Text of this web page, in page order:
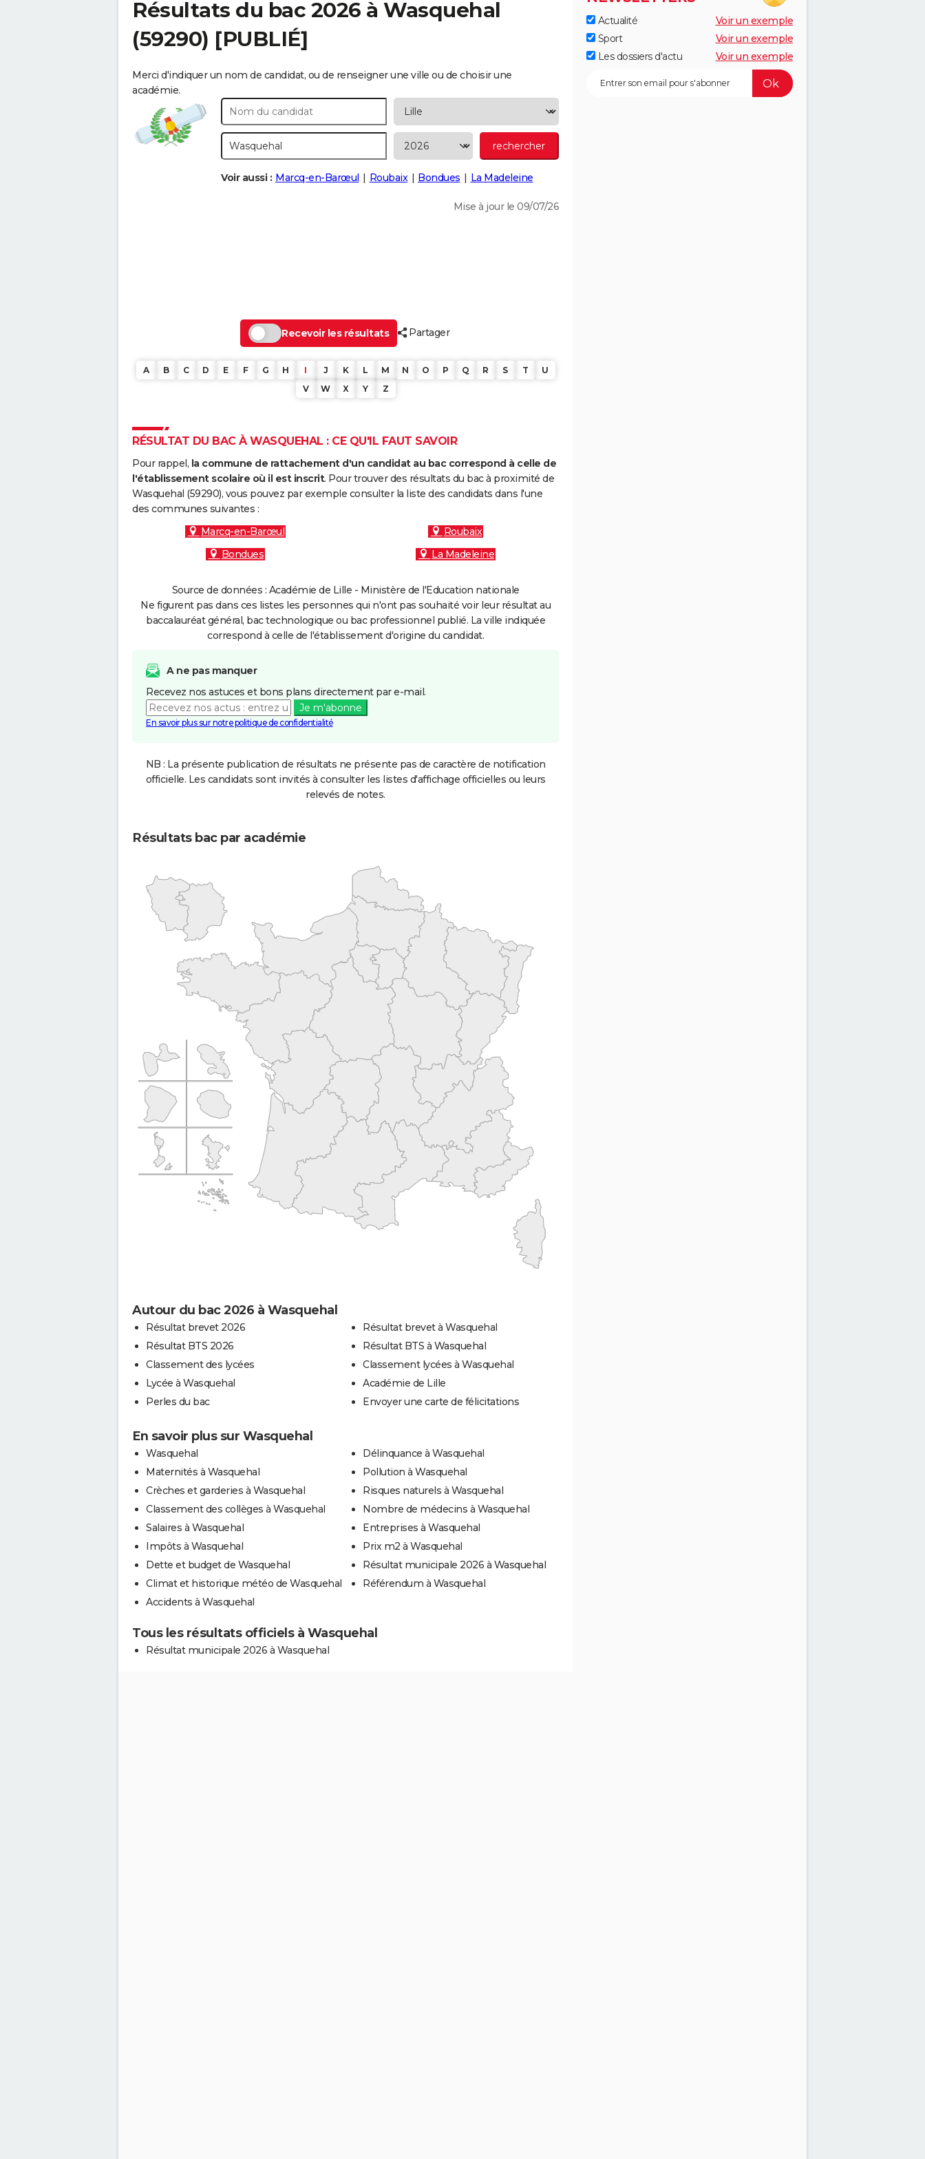
Résultats du bac 2026 à Wasquehal
(59290) [PUBLIÉ]
Merci d'indiquer un nom de candidat, ou de renseigner une ville ou de choisir une
académie.
Voir aussi : Marcq-en-Barœul Roubaix Bondues La Madeleine
Mise à jour le 09/07/26
Recevoir les résultats Partager
A B C D E F G H I J K L M N O P Q R S T
U
V
W X Y Z
RÉSULTAT DU BAC À WASQUEHAL : CE QU'IL FAUT SAVOIR
Pour rappel, la commune de rattachement d'un candidat au bac correspond à celle de
l'établissement scolaire où il est inscrit. Pour trouver des résultats du bac à proximité de
Wasquehal (59290), vous pouvez par exemple consulter la liste des candidats dans l'une
des communes suivantes :
Marcq-en-Barœul
Roubaix
Bondues
La Madeleine
Source de données : Académie de Lille - Ministère de l'Education nationale
Ne figurent pas dans ces listes les personnes qui n'ont pas souhaité voir leur résultat au
baccalauréat général, bac technologique ou bac professionnel publié. La ville indiquée
correspond à celle de l'établissement d'origine du candidat.
A ne pas manquer
Recevez nos astuces et bons plans directement par e-mail.
Je m'abonne
En savoir plus sur notre politique de confidentialité
NB : La présente publication de résultats ne présente pas de caractère de notification
officielle. Les candidats sont invités à consulter les listes d'affichage officielles ou leurs
relevés de notes.
Résultats bac par académie
Autour du bac 2026 à Wasquehal
Résultat brevet 2026
Résultat BTS 2026
Classement des lycées
Lycée à Wasquehal
Perles du bac
Résultat brevet à Wasquehal
Résultat BTS à Wasquehal
Classement lycées à Wasquehal
Académie de Lille
Envoyer une carte de félicitations
En savoir plus sur Wasquehal
Wasquehal
Maternités à Wasquehal
Crèches et garderies à Wasquehal
Classement des collèges à Wasquehal
Salaires à Wasquehal
Impôts à Wasquehal
Dette et budget de Wasquehal
Climat et historique météo de Wasquehal
Accidents à Wasquehal
Délinquance à Wasquehal
Pollution à Wasquehal
Risques naturels à Wasquehal
Nombre de médecins à Wasquehal
Entreprises à Wasquehal
Prix m2 à Wasquehal
Résultat municipale 2026 à Wasquehal
Référendum à Wasquehal
Tous les résultats officiels à Wasquehal
Résultat municipale 2026 à Wasquehal
Actualité
Voir un exemple
Sport
Voir un exemple
Les dossiers d'actu
Voir un exemple